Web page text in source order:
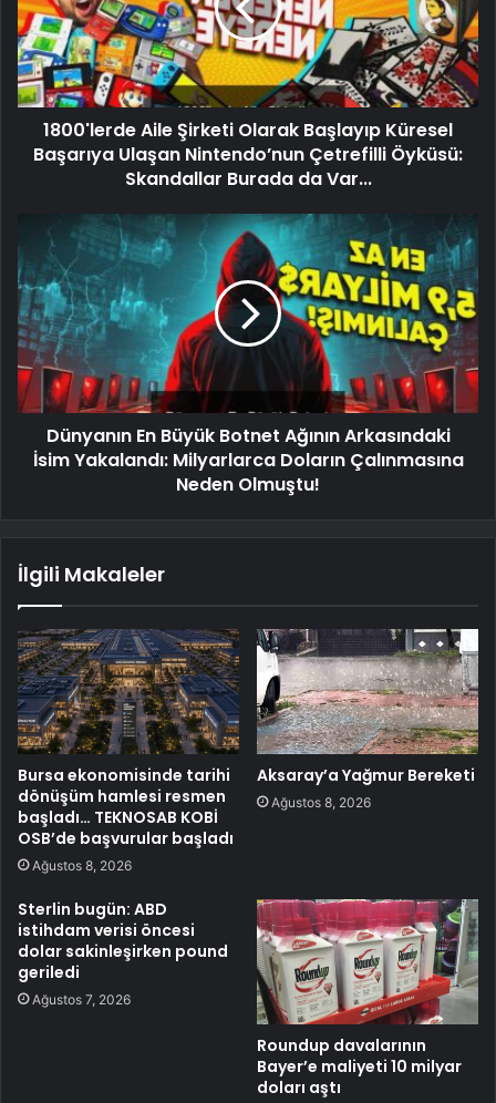
1800'lerde Aile Şirketi Olarak Başlayıp Küresel
Başarıya Ulaşan Nintendo’nun Çetrefilli Öyküsü:
Skandallar Burada da Var...
Dünyanın En Büyük Botnet Ağının Arkasındaki
İsim Yakalandı: Milyarlarca Doların Çalınmasına
Neden Olmuştu!
İlgili Makaleler
Bursa ekonomisinde tarihi
dönüşüm hamlesi resmen
başladı… TEKNOSAB KOBİ
OSB’de başvurular başladı
Ağustos 8, 2026
Aksaray’a Yağmur Bereketi
Ağustos 8, 2026
Sterlin bugün: ABD
istihdam verisi öncesi
dolar sakinleşirken pound
geriledi
Ağustos 7, 2026
Roundup davalarının
Bayer’e maliyeti 10 milyar
doları aştı